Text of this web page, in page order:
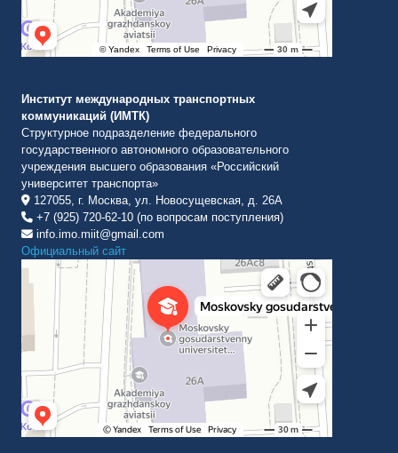
Институт международных транспортных
коммуникаций (ИМТК)
Структурное подразделение федерального
государственного автономного образовательного
учреждения высшего образования «Российский
университет транспорта»
127055, г. Москва, ул. Новосущевская, д. 26А
+7 (925) 720-62-10 (по вопросам поступления)
info.imo.miit@gmail.com
Официальный сайт
Институт международных транспортных коммуникаций Рут
ВУЗ в Москве